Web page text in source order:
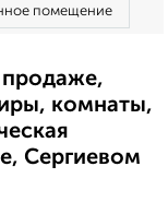
помещение
комнаты,
Сергиевом